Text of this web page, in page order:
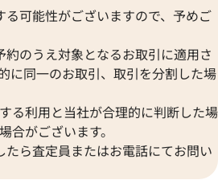
可能性がございますので、予めご
のうえ対象となるお取引に適用さ
に同一のお取引、取引を分割した場
る利用と当社が合理的に判断した場
合がございます。
ら査定員またはお電話にてお問い